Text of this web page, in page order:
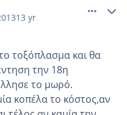
13 yr
τοξόπλασμα και θα
την 18η
το μωρό.
κοπέλα το κόστος,αν